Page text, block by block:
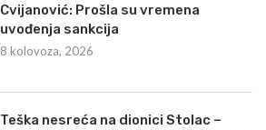
Cvijanović: Prošla su vremena
uvođenja sankcija
8 kolovoza, 2026
Teška nesreća na dionici Stolac –